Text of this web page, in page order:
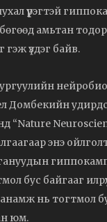
үүрэгтэй
амьтан
гэж үздэг байв.
Домбекийн
“Nature
энэ
бус байгааг
нь тогтмол
юм.